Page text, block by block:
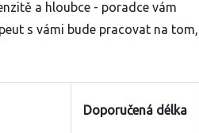
a hloubce - poradce vám
s vámi bude pracovat na tom,
Doporučená délka